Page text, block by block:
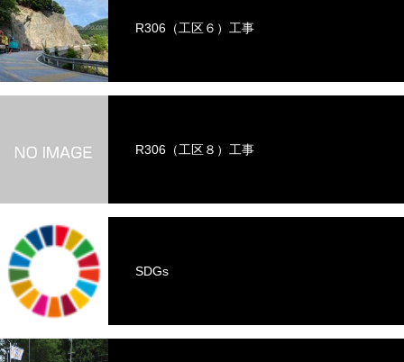
R306（工区６）工事
R306（工区８）工事
SDGs